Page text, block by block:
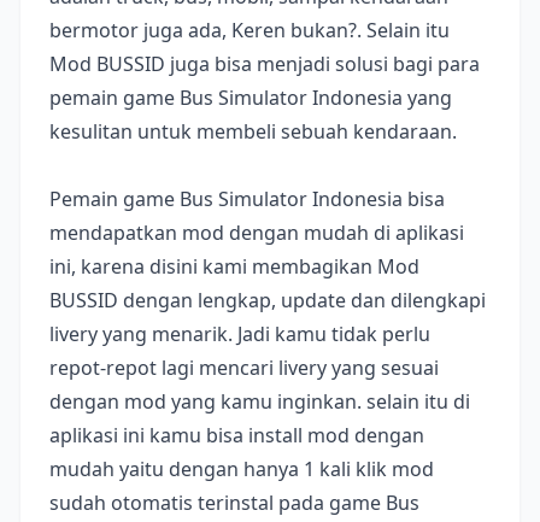
bermotor juga ada, Keren bukan?. Selain itu
Mod BUSSID juga bisa menjadi solusi bagi para
pemain game Bus Simulator Indonesia yang
kesulitan untuk membeli sebuah kendaraan.
Pemain game Bus Simulator Indonesia bisa
mendapatkan mod dengan mudah di aplikasi
ini, karena disini kami membagikan Mod
BUSSID dengan lengkap, update dan dilengkapi
livery yang menarik. Jadi kamu tidak perlu
repot-repot lagi mencari livery yang sesuai
dengan mod yang kamu inginkan. selain itu di
aplikasi ini kamu bisa install mod dengan
mudah yaitu dengan hanya 1 kali klik mod
sudah otomatis terinstal pada game Bus